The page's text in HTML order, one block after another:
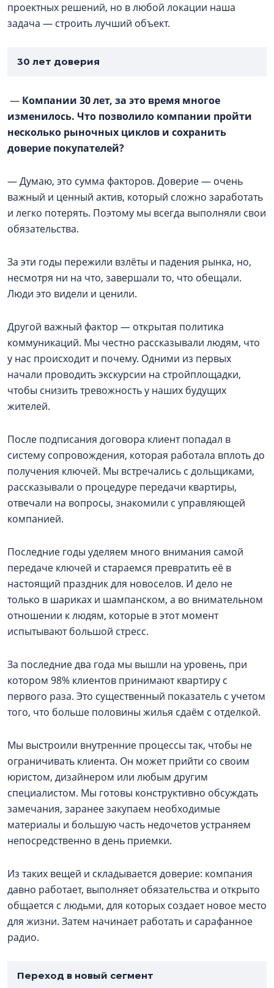
проектных решений, но в любой локации наша
задача — строить лучший объект.
30 лет доверия
— Компании 30 лет, за это время многое
изменилось. Что позволило компании пройти
несколько рыночных циклов и сохранить
доверие покупателей?
— Думаю, это сумма факторов. Доверие — очень
важный и ценный актив, который сложно заработать
и легко потерять. Поэтому мы всегда выполняли свои
обязательства.
За эти годы пережили взлёты и падения рынка, но,
несмотря ни на что, завершали то, что обещали.
Люди это видели и ценили.
Другой важный фактор — открытая политика
коммуникаций. Мы честно рассказывали людям, что
у нас происходит и почему. Одними из первых
начали проводить экскурсии на стройплощадки,
чтобы снизить тревожность у наших будущих
жителей.
После подписания договора клиент попадал в
систему сопровождения, которая работала вплоть до
получения ключей. Мы встречались с дольщиками,
рассказывали о процедуре передачи квартиры,
отвечали на вопросы, знакомили с управляющей
компанией.
Последние годы уделяем много внимания самой
передаче ключей и стараемся превратить её в
настоящий праздник для новоселов. И дело не
только в шариках и шампанском, а во внимательном
отношении к людям, которые в этот момент
испытывают большой стресс.
За последние два года мы вышли на уровень, при
котором 98% клиентов принимают квартиру с
первого раза. Это существенный показатель с учетом
того, что больше половины жилья сдаём с отделкой.
Мы выстроили внутренние процессы так, чтобы не
ограничивать клиента. Он может прийти со своим
юристом, дизайнером или любым другим
специалистом. Мы готовы конструктивно обсуждать
замечания, заранее закупаем необходимые
материалы и большую часть недочетов устраняем
непосредственно в день приемки.
Из таких вещей и складывается доверие: компания
давно работает, выполняет обязательства и открыто
общается с людьми, для которых создает новое место
для жизни. Затем начинает работать и сарафанное
радио.
Переход в новый сегмент